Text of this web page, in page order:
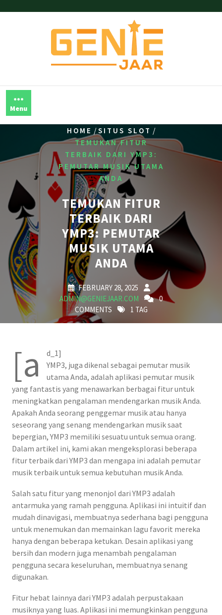
Menu
HOME /SITUS SLOT /
TEMUKAN FITUR
TERBAIK DARI YMP3:
PEMUTAR MUSIK UTAMA
ANDA
TEMUKAN FITUR
TERBAIK DARI
YMP3: PEMUTAR
MUSIK UTAMA
ANDA
FEBRUARY 28, 2025
ADMIN@GENIEJAAR.COM
0
COMMENTS
1 TAG
[a
d_1]
YMP3, juga dikenal sebagai pemutar musik
utama Anda, adalah aplikasi pemutar musik
yang fantastis yang menawarkan berbagai fitur untuk
meningkatkan pengalaman mendengarkan musik Anda.
Apakah Anda seorang penggemar musik atau hanya
seseorang yang senang mendengarkan musik saat
bepergian, YMP3 memiliki sesuatu untuk semua orang.
Dalam artikel ini, kami akan mengeksplorasi beberapa
fitur terbaik dari YMP3 dan mengapa ini adalah pemutar
musik terbaik untuk semua kebutuhan musik Anda.
Salah satu fitur yang menonjol dari YMP3 adalah
antarmuka yang ramah pengguna. Aplikasi ini intuitif dan
mudah dinavigasi, membuatnya sederhana bagi pengguna
untuk menemukan dan memainkan lagu favorit mereka
hanya dengan beberapa ketukan. Desain aplikasi yang
bersih dan modern juga menambah pengalaman
pengguna secara keseluruhan, membuatnya senang
digunakan.
Fitur hebat lainnya dari YMP3 adalah perpustakaan
musiknya yang luas. Aplikasi ini memungkinkan pengguna